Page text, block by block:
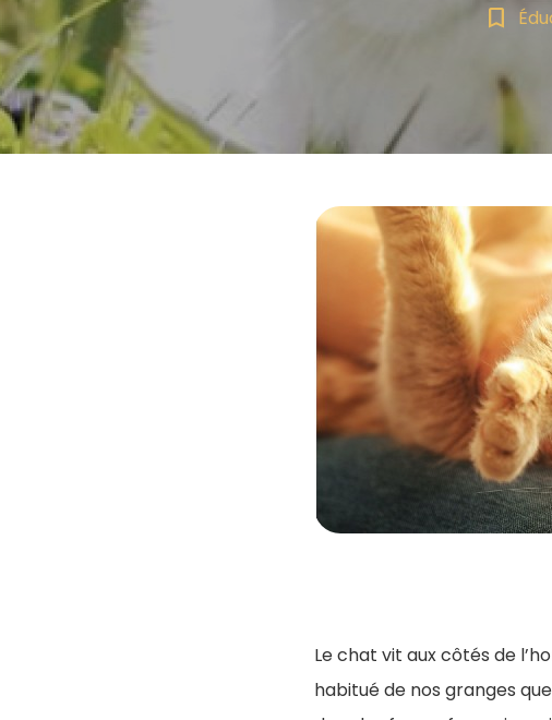
bookmark_border
Le chat vit aux côtés de
habitué de nos granges